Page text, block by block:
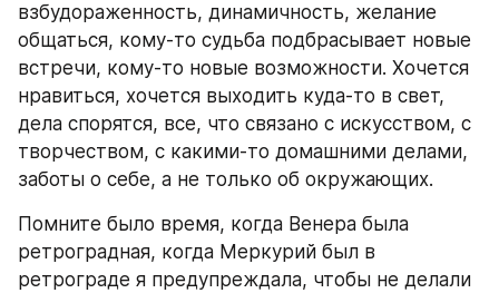
взбудораженность, динамичность, желание
общаться, кому-то судьба подбрасывает новые
встречи, кому-то новые возможности. Хочется
нравиться, хочется выходить куда-то в свет,
дела спорятся, все, что связано с искусством, с
творчеством, с какими-то домашними делами,
заботы о себе, а не только об окружающих.
Помните было время, когда Венера была
ретроградная, когда Меркурий был в
ретрограде я предупреждала, чтобы не делали